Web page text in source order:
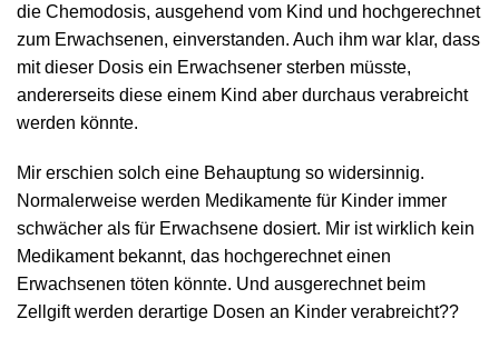
die Chemodosis, ausgehend vom Kind und hochgerechnet
zum Erwachsenen, einverstanden. Auch ihm war klar, dass
mit dieser Dosis ein Erwachsener sterben müsste,
andererseits diese einem Kind aber durchaus verabreicht
werden könnte.
Mir erschien solch eine Behauptung so widersinnig.
Normalerweise werden Medikamente für Kinder immer
schwächer als für Erwachsene dosiert. Mir ist wirklich kein
Medikament bekannt, das hochgerechnet einen
Erwachsenen töten könnte. Und ausgerechnet beim
Zellgift werden derartige Dosen an Kinder verabreicht??